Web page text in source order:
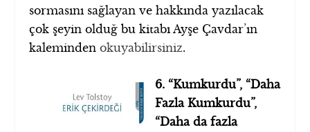
sormasını sağlayan ve hakkında yazılacak
çok şeyin olduğ bu kitabı Ayşe Çavdar’ın
kalemindenokuyabilirsiniz.
6. “Kumkurdu”, “Daha
Fazla Kumkurdu”,
“Daha da fazla